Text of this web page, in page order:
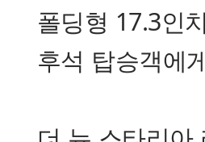
폴딩형 17.3인
후석 탑승객에